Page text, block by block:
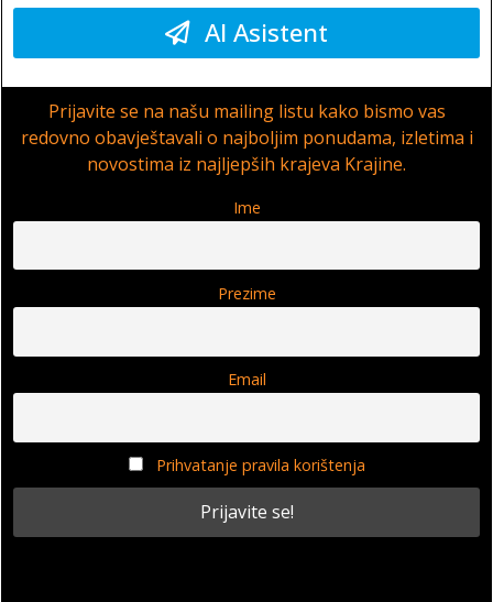
AI Asistent
Prijavite se na našu mailing listu kako bismo vas
redovno obavještavali o najboljim ponudama, izletima i
novostima iz najljepših krajeva Krajine.
Ime
Prezime
Email
Prihvatanje pravila korištenja